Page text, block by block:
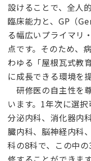
設けることで、全人
臨床能力と、GP（
る幅広いプライマリ
点です。そのため、
わゆる「屋根瓦式教
に成長できる環境を
研修医の自主性を
います。1年次に選
分泌内科、消化器内
臓内科、脳神経内科
科の8科で、この中